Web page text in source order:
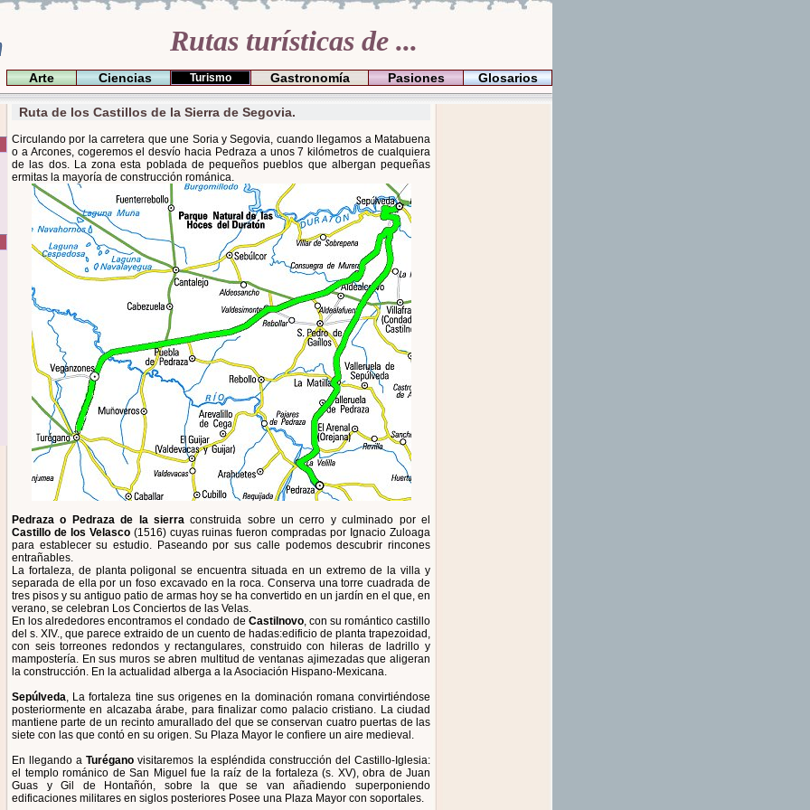
Rutas turísticas de ...
Arte Ciencias Turismo Gastronomía Pasiones Glosarios
Ruta de los Castillos de la Sierra de Segovia.
Circulando por la carretera que une Soria y Segovia, cuando llegamos a Matabuena
o a Arcones, cogeremos el desvío hacia Pedraza a unos 7 kilómetros de cualquiera
de las dos. La zona esta poblada de pequeños pueblos que albergan pequeñas
ermitas la mayoría de construcción románica.
Pedraza o Pedraza de la sierraconstruida sobre un cerro y culminado por el
Castillo de los Velasco(1516) cuyas ruinas fueron compradas por Ignacio Zuloaga
para establecer su estudio. Paseando por sus calle podemos descubrir rincones
entrañables.
La fortaleza, de planta poligonal se encuentra situada en un extremo de la villa y
separada de ella por un foso excavado en la roca. Conserva una torre cuadrada de
tres pisos y su antiguo patio de armas hoy se ha convertido en un jardín en el que, en
verano, se celebran Los Conciertos de las Velas.
En los alrededores encontramos el condado de Castilnovo, con su romántico castillo
del s. XIV., que parece extraido de un cuento de hadas:edificio de planta trapezoidad,
con seis torreones redondos y rectangulares, construido con hileras de ladrillo y
mampostería. En sus muros se abren multitud de ventanas ajimezadas que aligeran
la construcción. En la actualidad alberga a la Asociación Hispano-Mexicana.
Sepúlveda, La fortaleza tine sus origenes en la dominación romana convirtiéndose
posteriormente en alcazaba árabe, para finalizar como palacio cristiano. La ciudad
mantiene parte de un recinto amurallado del que se conservan cuatro puertas de las
siete con las que contó en su origen. Su Plaza Mayor le confiere un aire medieval.
En llegando aTurégano visitaremos la espléndida construcción del Castillo-Iglesia:
el templo románico de San Miguel fue la raíz de la fortaleza (s. XV), obra de Juan
Guas y Gil de Hontañón, sobre la que se van añadiendo superponiendo
edificaciones militares en siglos posteriores Posee una Plaza Mayor con soportales.